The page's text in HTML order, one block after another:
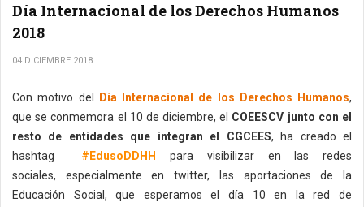
Día Internacional de los Derechos Humanos
2018
04 DICIEMBRE 2018
Con motivo del Día Internacional de los Derechos Humanos,
que se conmemora el 10 de diciembre, el COEESCV junto con el
resto de entidades que integran el CGCEES, ha creado el
hashtag
#EdusoDDHH
para visibilizar en las redes
sociales, especialmente en twitter, las aportaciones de la
Educación Social, que esperamos el día 10 en la red de